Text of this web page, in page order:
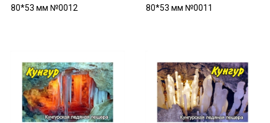
80*53 мм №0012
80*53 мм №0011